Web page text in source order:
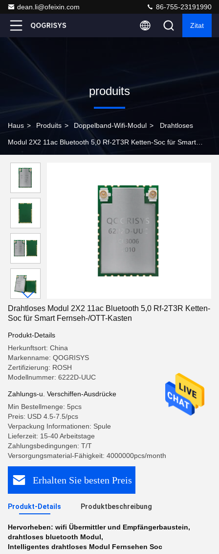
dean.li@ofeixin.com 86-755-23191990
Zitat
produits
Haus > Produits > Doppelband-Wifi-Modul > Drahtloses
Modul 2X2 11ac Bluetooth 5,0 Rf-2T3R Ketten-Soc für Smart
Drahtloses Modul 2X2 11ac Bluetooth 5,0 Rf-2T3R Ketten-
Soc für Smart Fernseh-/OTT-Kasten
Produkt-Details
Herkunftsort: China
Markenname: QOGRISYS
Zertifizierung: ROSH
Modellnummer: 6222D-UUC
Zahlungs-u. Verschiffen-Ausdrücke
Min Bestellmenge: 5pcs
Preis: USD 4.5-7.5/pcs
Verpackung Informationen: Spule
Lieferzeit: 15-40 Arbeitstage
Zahlungsbedingungen: T/T
Versorgungsmaterial-Fähigkeit: 4000000pcs/month
Erhalten Sie besten Preis
Produkt-Details Produktbeschreibung
Hervorheben: wifi Übermittler und Empfängerbaustein,
drahtloses bluetooth Modul,
Intelligentes drahtloses Modul Fernsehen Soc